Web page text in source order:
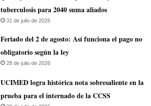
tuberculosis para 2040 suma aliados
31 de julio de 2026
Feriado del 2 de agosto: Así funciona el pago no
obligatorio según la ley
28 de julio de 2026
UCIMED logra histórica nota sobresaliente en la
prueba para el internado de la CCSS